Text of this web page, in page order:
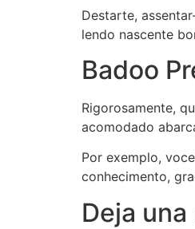
Destarte,
lendo nascente
Badoo
Rigorosamente,
acomodado
Por exemplo,
conhecimento,
Deja